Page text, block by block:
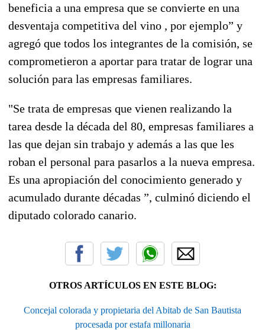
beneficia a una empresa que se convierte en una
desventaja competitiva del vino , por ejemplo” y
agregó que todos los integrantes de la comisión, se
comprometieron a aportar para tratar de lograr una
solución para las empresas familiares.
"Se trata de empresas que vienen realizando la
tarea desde la década del 80, empresas familiares a
las que dejan sin trabajo y además a las que les
roban el personal para pasarlos a la nueva empresa.
Es una apropiación del conocimiento generado y
acumulado durante décadas ”, culminó diciendo el
diputado colorado canario.
OTROS ARTÍCULOS EN ESTE BLOG:
Concejal colorada y propietaria del Abitab de San Bautista
procesada por estafa millonaria